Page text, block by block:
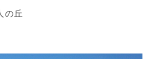
の丘